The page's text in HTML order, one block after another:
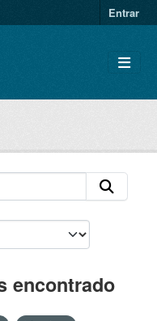
Entrar
encontrado